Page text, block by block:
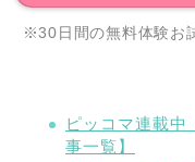
※30日間の無料体験お
ピッコマ連載中
事一覧】